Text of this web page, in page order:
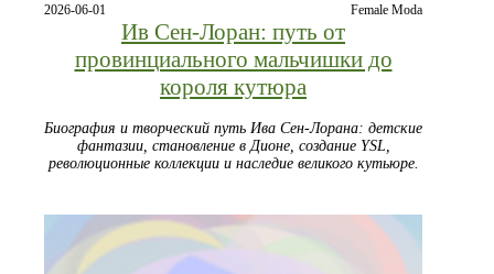
2026-06-01 Female Moda
Ив Сен-Лоран: путь от
провинциального мальчишки до
короля кутюра
Биография и творческий путь Ива Сен-Лорана: детские
фантазии, становление в Дионе, создание YSL,
революционные коллекции и наследие великого кутьюре.